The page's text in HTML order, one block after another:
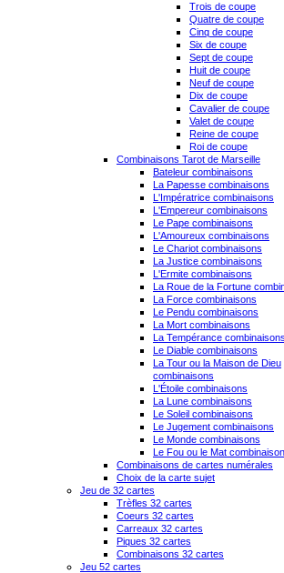
Trois de coupe
Quatre de coupe
Cinq de coupe
Six de coupe
Sept de coupe
Huit de coupe
Neuf de coupe
Dix de coupe
Cavalier de coupe
Valet de coupe
Reine de coupe
Roi de coupe
Combinaisons Tarot de Marseille
Bateleur combinaisons
La Papesse combinaisons
L'Impératrice combinaisons
L'Empereur combinaisons
Le Pape combinaisons
L'Amoureux combinaisons
Le Chariot combinaisons
La Justice combinaisons
L'Ermite combinaisons
La Roue de la Fortune
La Force combinaisons
Le Pendu combinaisons
La Mort combinaisons
La Tempérance combinaisons
Le Diable combinaisons
La Tour ou la Maison de Dieu
combinaisons
L'Étoile combinaisons
La Lune combinaisons
Le Soleil combinaisons
Le Jugement combinaisons
Le Monde combinaisons
Le Fou ou le Mat
Combinaisons de cartes numérales
Choix de la carte sujet
Jeu de 32 cartes
Trèfles 32 cartes
Coeurs 32 cartes
Carreaux 32 cartes
Piques 32 cartes
Combinaisons 32 cartes
Jeu 52 cartes